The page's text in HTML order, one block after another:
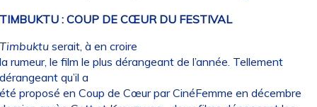
: COUP DE CŒUR DU FESTIVAL
serait, à en croire
rumeur, le film le plus dérangeant de l’année. Tellement
qu’il a
proposé en Coup de Cœur par CinéFemme en décembre